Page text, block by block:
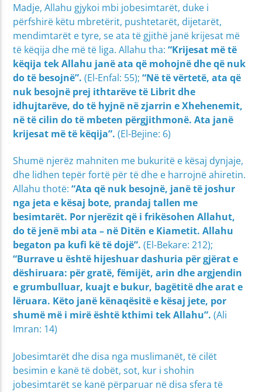
Madje, Allahu gjykoi mbi jobesimtarët, duke i
përfshirë këtu mbretërit, pushtetarët, dijetarët,
mendimtarët e tyre, se ata të gjithë janë krijesat më
të këqija dhe më të liga. Allahu tha:“Krijesat më të
këqija tek Allahu janë ata që mohojnë dhe që nuk
do të besojnë”.(El-Enfal: 55);“Në të vërtetë, ata që
nuk besojnë prej ithtarëve të Librit dhe
idhujtarëve, do të hyjnë në zjarrin e Xhehenemit,
në të cilin do të mbeten përgjithmonë. Ata janë
krijesat më të këqija”.(El-Bejine: 6)
Shumë njerëz mahniten me bukuritë e kësaj dynjaje,
dhe lidhen tepër fortë për të dhe e harrojnë ahiretin.
Allahu thotë:“Ata që nuk besojnë, janë të joshur
nga jeta e kësaj bote, prandaj tallen me
besimtarët. Por njerëzit që i frikësohen Allahut,
do të jenë mbi ata – në Ditën e Kiametit. Allahu
begaton pa kufi kë të dojë”. (El-Bekare: 212);
“Burrave u është hijeshuar dashuria për gjërat e
dëshiruara: për gratë, fëmijët, arin dhe argjendin
e grumbulluar, kuajt e bukur, bagëtitë dhe arat e
lëruara. Këto janë kënaqësitë e kësaj jete, por
shumë më i mirë është kthimi tek Allahu”. (Ali
Imran: 14)
Jobesimtarët dhe disa nga muslimanët, të cilët
besimin e kanë të dobët, sot, kur i shohin
jobesimtarët se kanë përparuar në disa sfera të